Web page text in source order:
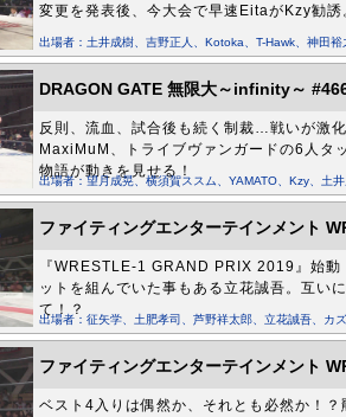
変更を発表後、今大会で早速EitaがKzy勧
出場者：土井成樹、吉野正人、Kotoka、T-Hawk、神田
DRAGON GATE 無限大～infinity～
反則、流血、試合後も続く制裁…戦いが激
MaxiMuM、トライブヴァンガードの6人タ
物語が動きを見せる！
出場者：望月成晃、横須賀ススム、YAMATO、Kzy、
ファイティングエンターテインメント
『WRESTLE-1 GRAND PRIX 2019』始
ットを組んでいた事もある立花誠吾。互い
て！？
出場者：征矢学、土肥孝司、芦野祥太郎、立花誠吾、
ファイティングエンターテインメント
ベスト4入りは偶然か、それとも必然か！